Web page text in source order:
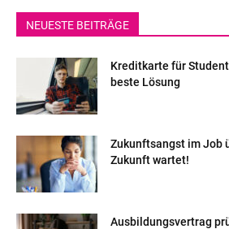
NEUESTE BEITRÄGE
Kreditkarte für
beste Lösung
Zukunftsangst im Job
Zukunft wartet!
Ausbildungsvertrag